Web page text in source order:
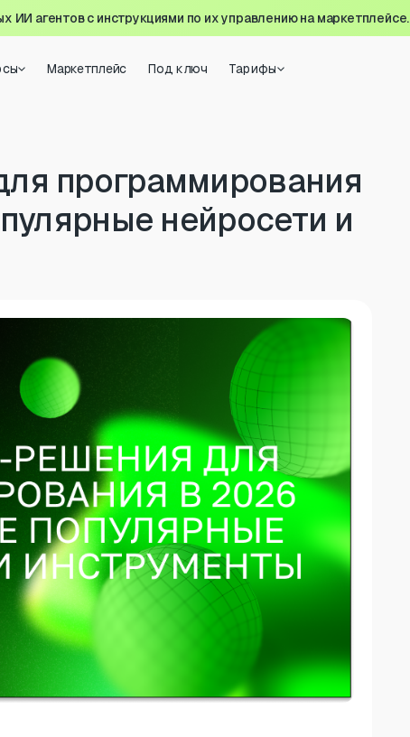
ИИ агентов с инструкциями по их управлению на маркетплейсе.
Маркетплейс Под ключ Тарифы
программирования
нейросети и